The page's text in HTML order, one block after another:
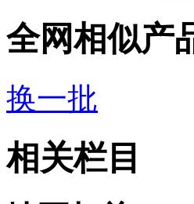
全网相似产
换一批
相关栏目